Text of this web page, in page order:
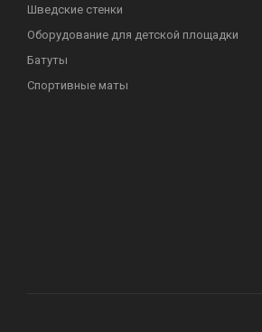
Шведские стенки
Оборудование для детской площадки
Батуты
Спортивные маты